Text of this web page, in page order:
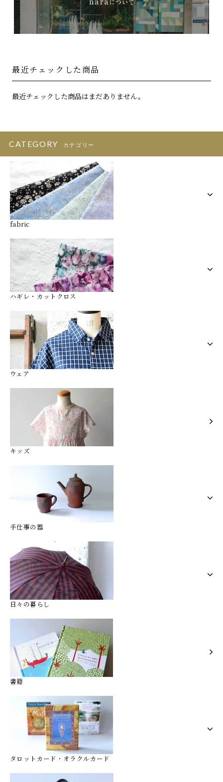
最近チェックした商品
最近チェックした商品はまだありません。
CATEGORY カテゴリー
fabric
ハギレ・カットクロス
ウェア
キッズ
手仕事の器
日々の暮らし
書籍
タロットカード・オラクルカード